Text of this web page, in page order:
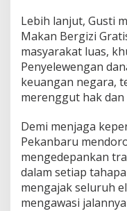
Lebih lanjut, Gusti
Makan Bergizi
masyarakat luas,
Penyelewengan
keuangan negara,
merenggut hak
Demi menjaga
Pekanbaru
mengedepankan
dalam setiap
mengajak seluruh
mengawasi